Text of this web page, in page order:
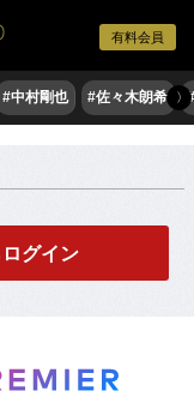
有料会員
#中村剛也 #佐々木朗希 〉
グイン